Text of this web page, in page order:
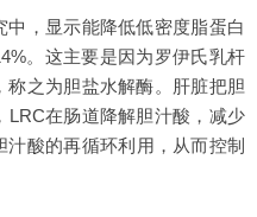
，显示能降低低密度脂蛋白
。这主要是因为罗伊氏乳杆
之为胆盐水解酶。肝脏把胆
LRC在肠道降解胆汁酸，减少
酸的再循环利用，从而控制